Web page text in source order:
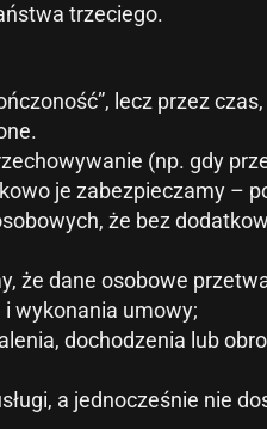
trzeciego.
lecz przez
(np. gdy
je zabezpieczamy –
że bez
że dane osobowe
wykonania umowy;
dochodzenia lub
a jednocześnie nie